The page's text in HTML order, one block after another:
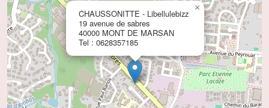
CHAUSSONITTE - Libellulebizz
19 avenue de sabres
40000 MONT DE MARSAN
Tel : 0628357185
×